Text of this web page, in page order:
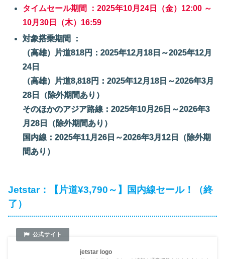
タイムセール期間 ：2025年10月24日（金）12:00 ～
10月30日（木）16:59
対象搭乗期間 ：
（高雄）片道818円：2025年12月18日～2025年12月
24日
（高雄）片道8,818円：2025年12月18日～2026年3月
28日（除外期間あり）
そのほかのアジア路線：2025年10月26日～2026年3
月28日（除外期間あり）
国内線：2025年11月26日～2026年3月12日（除外期
間あり）
Jetstar：【片道¥3,790～】国内線セール！（終
了）
jetstar logo